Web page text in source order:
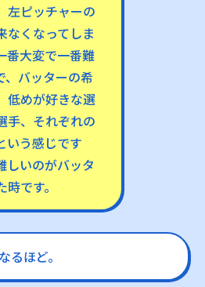
左ピッチャーの
なくなってしま
番大変で一番難
、バッターの希
低めが好きな選
手、それぞれの
いう感じです
しいのがバッタ
です。
るほど。